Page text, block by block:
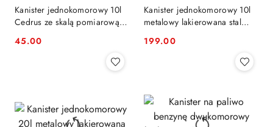
Kanister jednokomorowy 10l
Cedrus ze skalą pomiarową
Cena:
45.00
Kanister jednokomorowy 10l
metalowy lakierowana stal
Cena:
199.00